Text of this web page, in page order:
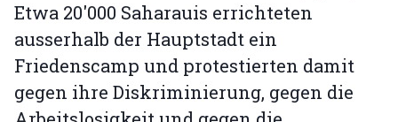
Etwa 20'000 Saharauis errichteten
ausserhalb der Hauptstadt ein
Friedenscamp und protestierten damit
gegen ihre Diskriminierung, gegen die